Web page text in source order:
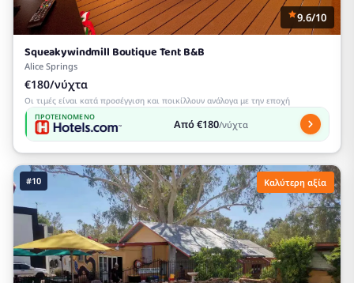
9.6/10
Squeakywindmill Boutique Tent B&B
Alice Springs
€180/νύχτα
Οι τιμές είναι κατά προσέγγιση και ποικίλλουν ανάλογα με την εποχή
ΠΡΟΤΕΙΝΌΜΕΝΟ Από €180/νύχτα
#10 Καλύτερη αξία